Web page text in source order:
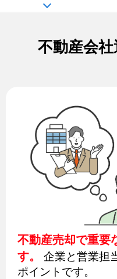
不動産会
不動産売却で重要
す。
企業と営業担
ポイントです。